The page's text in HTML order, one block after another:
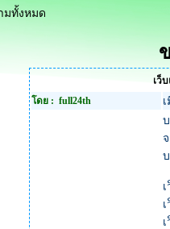
มทั้งหมด
เว็
โดย : full24th